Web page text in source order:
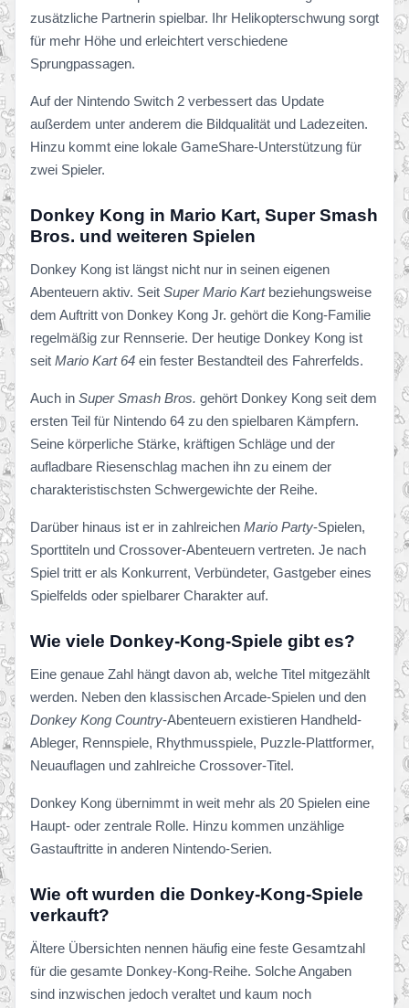
zusätzliche Partnerin spielbar. Ihr Helikopterschwung sorgt
für mehr Höhe und erleichtert verschiedene
Sprungpassagen.
Auf der Nintendo Switch 2 verbessert das Update
außerdem unter anderem die Bildqualität und Ladezeiten.
Hinzu kommt eine lokale GameShare-Unterstützung für
zwei Spieler.
Donkey Kong in Mario Kart, Super Smash
Bros. und weiteren Spielen
Donkey Kong ist längst nicht nur in seinen eigenen
Abenteuern aktiv. Seit Super Mario Kartbeziehungsweise
dem Auftritt von Donkey Kong Jr. gehört die Kong-Familie
regelmäßig zur Rennserie. Der heutige Donkey Kong ist
seit Mario Kart 64 ein fester Bestandteil des Fahrerfelds.
Auch in Super Smash Bros. gehört Donkey Kong seit dem
ersten Teil für Nintendo 64 zu den spielbaren Kämpfern.
Seine körperliche Stärke, kräftigen Schläge und der
aufladbare Riesenschlag machen ihn zu einem der
charakteristischsten Schwergewichte der Reihe.
Darüber hinaus ist er in zahlreichen Mario Party-Spielen,
Sporttiteln und Crossover-Abenteuern vertreten. Je nach
Spiel tritt er als Konkurrent, Verbündeter, Gastgeber eines
Spielfelds oder spielbarer Charakter auf.
Wie viele Donkey-Kong-Spiele gibt es?
Eine genaue Zahl hängt davon ab, welche Titel mitgezählt
werden. Neben den klassischen Arcade-Spielen und den
Donkey Kong Country-Abenteuern existieren Handheld-
Ableger, Rennspiele, Rhythmusspiele, Puzzle-Plattformer,
Neuauflagen und zahlreiche Crossover-Titel.
Donkey Kong übernimmt in weit mehr als 20 Spielen eine
Haupt- oder zentrale Rolle. Hinzu kommen unzählige
Gastauftritte in anderen Nintendo-Serien.
Wie oft wurden die Donkey-Kong-Spiele
verkauft?
Ältere Übersichten nennen häufig eine feste Gesamtzahl
für die gesamte Donkey-Kong-Reihe. Solche Angaben
sind inzwischen jedoch veraltet und kaum noch